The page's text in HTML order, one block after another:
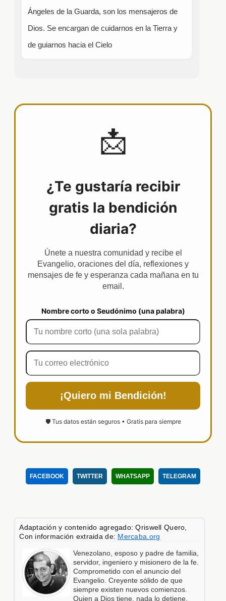
Ángeles de la Guarda, son los mensajeros de
Dios. Se encargan de cuidarnos en la Tierra y
de guiarnos hacia el Cielo
📩
¿Te gustaría recibir
gratis la bendición
diaria?
Únete a nuestra comunidad y recibe el
Evangelio, oraciones del día, reflexiones y
mensajes de fe y esperanza cada mañana en tu
email.
Nombre corto o Seudónimo (una palabra)
¡Quiero mi Bendición!
🛡️ Tus datos están seguros • Gratis para siempre
FACEBOOK TWITTER WHATSAPP TELEGRAM
Adaptación y contenido agregado: Qriswell Quero,
Con información extraida de: Mercaba.org
Venezolano, esposo y padre de familia,
servidor, ingeniero y misionero de la fe.
Comprometido con el anuncio del
Evangelio. Creyente sólido de que
siempre existen nuevos comienzos.
Quien a Dios tiene, nada lo detiene.